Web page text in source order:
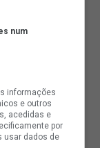
melhorias |
| 20h04
quarta (03) |
num
informações
e outros
acedidas e
por
usar dados de